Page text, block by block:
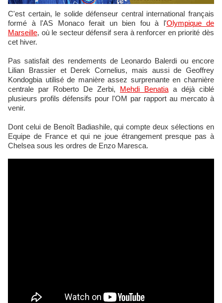
C'est certain, le solide défenseur central international français
formé à l'AS Monaco ferait un bien fou à l'Olympique de
Marseille, où le secteur défensif sera à renforcer en priorité dès
cet hiver.
Pas satisfait des rendements de Leonardo Balerdi ou encore
Lilian Brassier et Derek Cornelius, mais aussi de Geoffrey
Kondogbia utilisé de manière assez surprenante en charnière
centrale par Roberto De Zerbi, Mehdi Benatia a déjà ciblé
plusieurs profils défensifs pour l'OM par rapport au mercato à
venir.
Dont celui de Benoît Badiashile, qui compte deux sélections en
Equipe de France et qui ne joue étrangement presque pas à
Chelsea sous les ordres de Enzo Maresca.